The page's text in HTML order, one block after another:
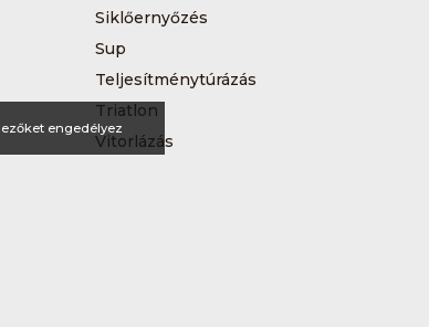
Siklőernyőzés
Sup
Teljesítménytúrázás
Triatlon
Vitorlázás
engedélyez